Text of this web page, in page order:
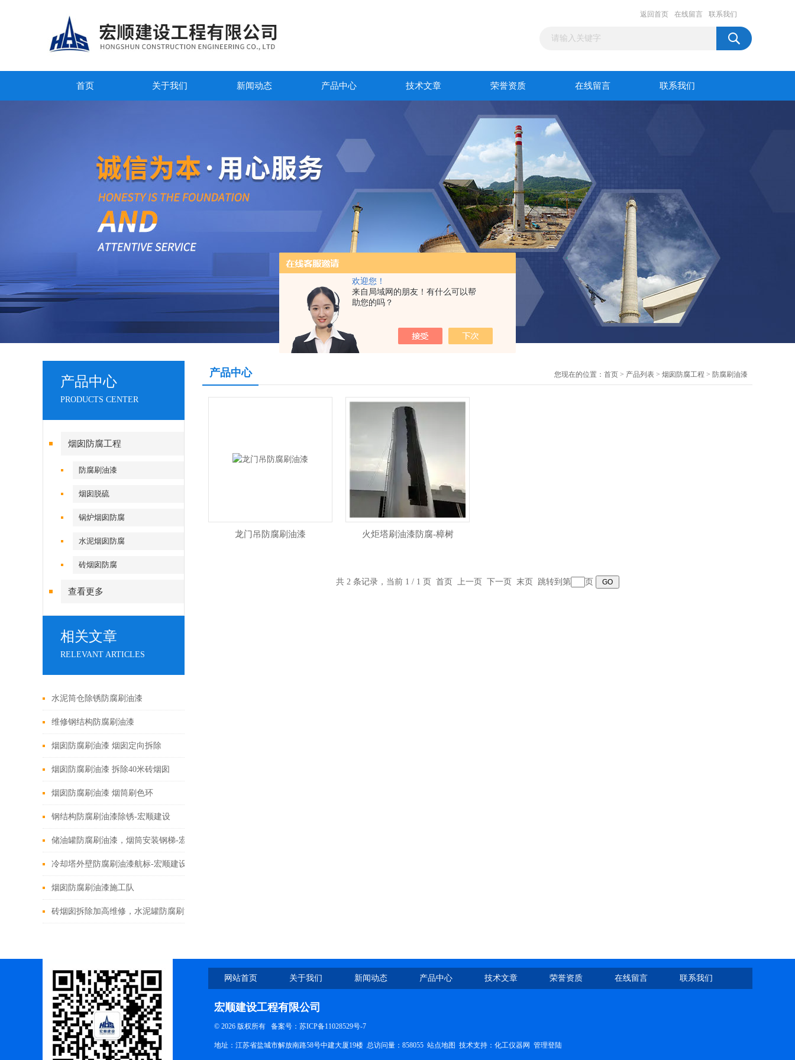
欢迎您！
来自局域网的朋友！有什么可以帮
助您的吗？
返回首页 在线留言 联系我们
首页 关于我们 新闻动态 产品中心 技术文章 荣誉资质 在线留言 联系我们
产品中心
PRODUCTS CENTER
烟囱防腐工程
防腐刷油漆
烟囱脱硫
锅炉烟囱防腐
水泥烟囱防腐
砖烟囱防腐
查看更多
相关文章
RELEVANT ARTICLES
水泥筒仓除锈防腐刷油漆
维修钢结构防腐刷油漆
烟囱防腐刷油漆 烟囱定向拆除
烟囱防腐刷油漆 拆除40米砖烟囱
烟囱防腐刷油漆 烟筒刷色环
钢结构防腐刷油漆除锈-宏顺建设
储油罐防腐刷油漆，烟筒安装钢梯-宏顺建设
冷却塔外壁防腐刷油漆航标-宏顺建设
烟囱防腐刷油漆施工队
砖烟囱拆除加高维修，水泥罐防腐刷油漆-宏顺建设
产品中心 您现在的位置： 首页 > 产品列表 > 烟囱防腐工程 > 防腐刷油漆
龙门吊防腐刷油漆 火炬塔刷油漆防腐-樟树
共 2 条记录，当前 1 / 1 页 首页 上一页 下一页 末页 跳转到第 页
网站首页 关于我们 新闻动态 产品中心 技术文章 荣誉资质 在线留言 联系我们
宏顺建设工程有限公司
© 2026 版权所有 备案号：苏ICP备11028529号-7
地址：江苏省盐城市解放南路58号中建大厦19楼 总访问量：858055 站点地图 技术支持： 化工仪器网 管理登陆